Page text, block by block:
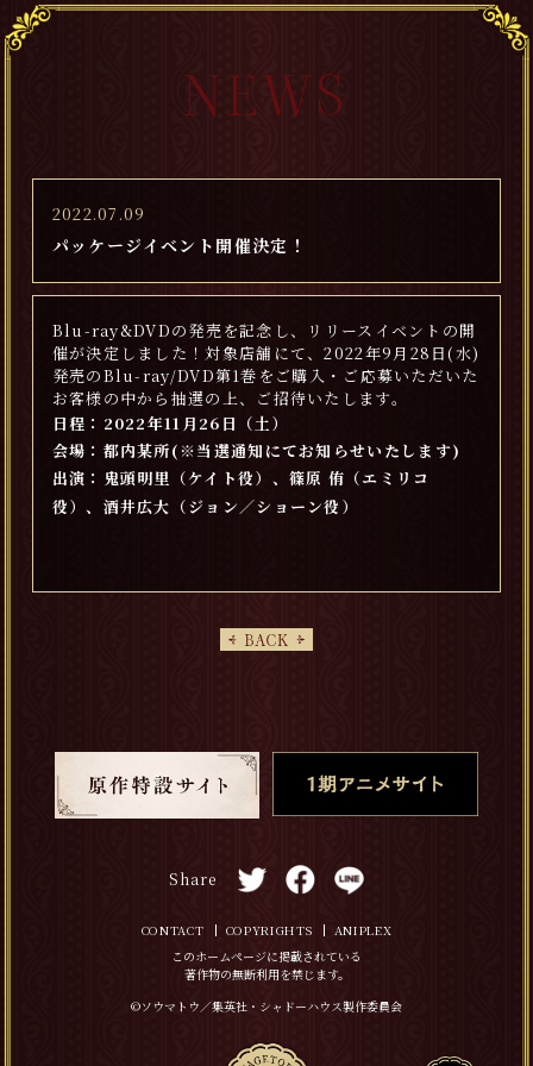
NEWS
2022.07.09
パッケージイベント開催決定！
Blu-ray&DVDの発売を記念し、リリースイベントの開
催が決定しました！対象店舗にて、2022年9月28日(水)
発売のBlu-ray/DVD第1巻をご購入・ご応募いただいた
お客様の中から抽選の上、ご招待いたします。
日程：2022年11月26日（土）
会場：都内某所(※当選通知にてお知らせいたします)
出演：鬼頭明里（ケイト役）、篠原 侑（エミリコ
役）、酒井広大（ジョン／ショーン役）
Share
CONTACT COPYRIGHTS
ANIPLEX
このホームページに掲載されている
著作物の無断利用を禁じます。
©ソウマトウ／集英社・シャドーハウス製作委員会